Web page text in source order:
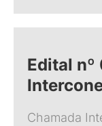
Edital
Chamada